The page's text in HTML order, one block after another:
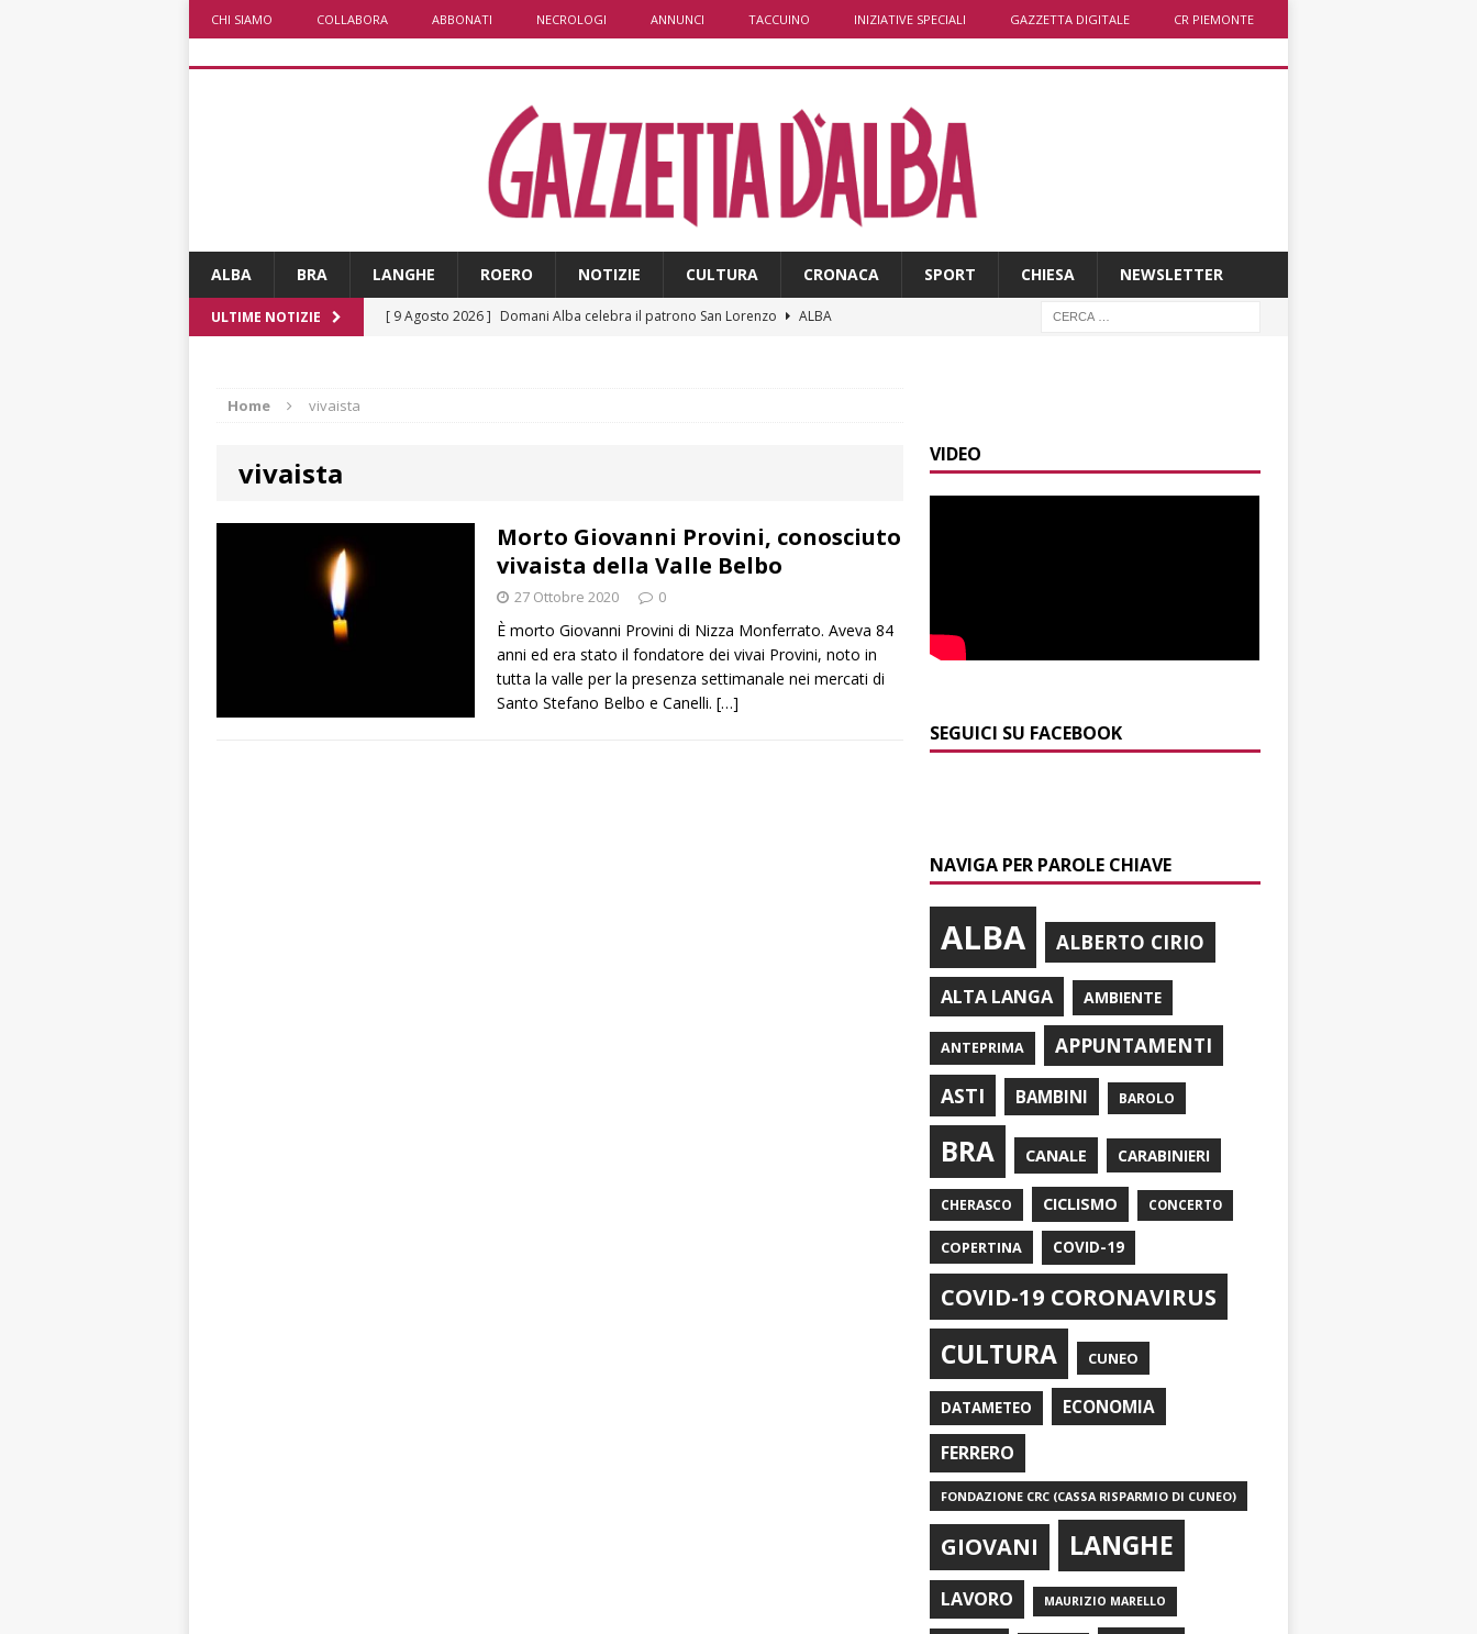
CHI SIAMO COLLABORA ABBONATI NECROLOGI ANNUNCI TACCUINO INIZIATIVE SPECIALI GAZZETTA DIGITALE CR PIEMONTE
ALBA BRA LANGHE ROERO NOTIZIE CULTURA CRONACA SPORT CHIESA NEWSLETTER
ULTIME NOTIZIE [ 9 Agosto 2026 ] Domani Alba celebra il patrono San Lorenzo
ALBA
ITINERARI / Trenta chilometri su due ruote lungo il Belbo
Cuneo, stretta della Polizia: controlli, denunce e lotta al
CRONACA
Home vivaista
vivaista
Morto Giovanni Provini, conosciuto
vivaista della Valle Belbo
27 Ottobre 2020 0
È morto Giovanni Provini di Nizza Monferrato. Aveva 84
anni ed era stato il fondatore dei vivai Provini, noto in
tutta la valle per la presenza settimanale nei mercati di
Santo Stefano Belbo e Canelli. […]
VIDEO
SEGUICI SU FACEBOOK
NAVIGA PER PAROLE CHIAVE
ALBA ALBERTO CIRIO
ALTA LANGA AMBIENTE
ANTEPRIMA
APPUNTAMENTI
ASTI
BAMBINI BAROLO
BRA CANALE CARABINIERI
CHERASCO CICLISMO CONCERTO
COPERTINA COVID-19
COVID-19 CORONAVIRUS
CULTURA CUNEO
DATAMETEO ECONOMIA
FERRERO
FONDAZIONE CRC (CASSA RISPARMIO DI CUNEO)
GIOVANI LANGHE
LAVORO MAURIZIO MARELLO